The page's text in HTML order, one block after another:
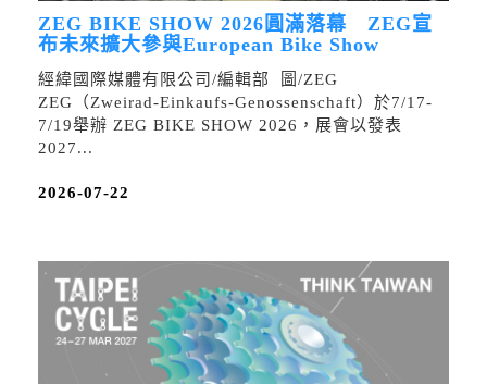
ZEG BIKE SHOW 2026圓滿落幕 ZEG宣
布未來擴大參與European Bike Show
經緯國際媒體有限公司/編輯部 圖/ZEG
ZEG（Zweirad-Einkaufs-Genossenschaft）於7/17-
7/19舉辦 ZEG BIKE SHOW 2026，展會以發表
2027...
2026-07-22